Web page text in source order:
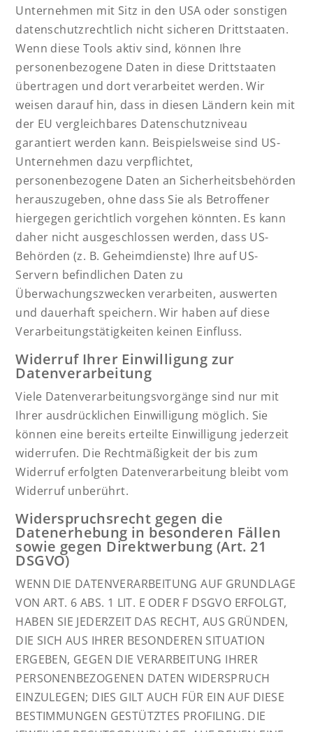
Unternehmen mit Sitz in den USA oder sonstigen
datenschutzrechtlich nicht sicheren Drittstaaten.
Wenn diese Tools aktiv sind, können Ihre
personenbezogene Daten in diese Drittstaaten
übertragen und dort verarbeitet werden. Wir
weisen darauf hin, dass in diesen Ländern kein mit
der EU vergleichbares Datenschutzniveau
garantiert werden kann. Beispielsweise sind US-
Unternehmen dazu verpflichtet,
personenbezogene Daten an Sicherheitsbehörden
herauszugeben, ohne dass Sie als Betroffener
hiergegen gerichtlich vorgehen könnten. Es kann
daher nicht ausgeschlossen werden, dass US-
Behörden (z. B. Geheimdienste) Ihre auf US-
Servern befindlichen Daten zu
Überwachungszwecken verarbeiten, auswerten
und dauerhaft speichern. Wir haben auf diese
Verarbeitungstätigkeiten keinen Einfluss.
Widerruf Ihrer Einwilligung zur
Datenverarbeitung
Viele Datenverarbeitungsvorgänge sind nur mit
Ihrer ausdrücklichen Einwilligung möglich. Sie
können eine bereits erteilte Einwilligung jederzeit
widerrufen. Die Rechtmäßigkeit der bis zum
Widerruf erfolgten Datenverarbeitung bleibt vom
Widerruf unberührt.
Widerspruchsrecht gegen die
Datenerhebung in besonderen Fällen
sowie gegen Direktwerbung (Art. 21
DSGVO)
WENN DIE DATENVERARBEITUNG AUF GRUNDLAGE
VON ART. 6 ABS. 1 LIT. E ODER F DSGVO ERFOLGT,
HABEN SIE JEDERZEIT DAS RECHT, AUS GRÜNDEN,
DIE SICH AUS IHRER BESONDEREN SITUATION
ERGEBEN, GEGEN DIE VERARBEITUNG IHRER
PERSONENBEZOGENEN DATEN WIDERSPRUCH
EINZULEGEN; DIES GILT AUCH FÜR EIN AUF DIESE
BESTIMMUNGEN GESTÜTZTES PROFILING. DIE